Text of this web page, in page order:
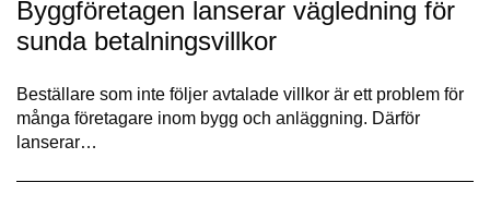
Byggföretagen lanserar vägledning för
sunda betalningsvillkor
Beställare som inte följer avtalade villkor är ett problem för
många företagare inom bygg och anläggning. Därför
lanserar…